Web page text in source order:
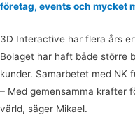
företag, events och mycket
3D Interactive har flera års
Bolaget har haft både större
kunder. Samarbetet med NK
– Med gemensamma krafter
värld, säger Mikael.